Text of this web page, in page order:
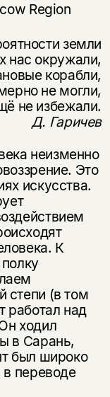
Region
земли
нас окружали,
корабли,
не могли,
не избежали.
Д. Гаричев
неизменно
Это
искусства.
К
степи (в том
работал над
ходил
в Сарань,
был широко
в переводе